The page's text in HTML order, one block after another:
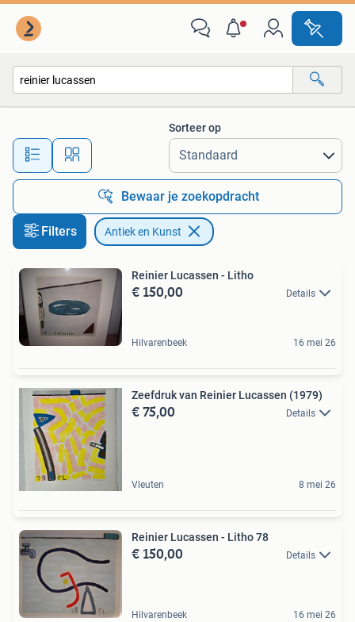
Alle afstanden…
Sorteer op
Bewaar je zoekopdracht
Filters Antiek en Kunst
Reinier Lucassen - Litho
€ 150,00 Details
Hilvarenbeek 16 mei 26
Zeefdruk van Reinier Lucassen (1979)
€ 75,00 Details
Vleuten 8 mei 26
Reinier Lucassen - Litho 78
€ 150,00 Details
Hilvarenbeek 16 mei 26